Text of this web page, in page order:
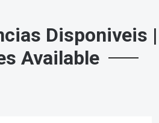
Disponiveis |
Available